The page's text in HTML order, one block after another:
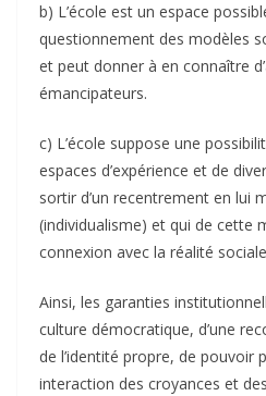
b) L’école est un espace
questionnement des modèles
et peut donner à en connaître
émancipateurs.
c) L’école suppose une
espaces d’expérience et de
sortir d’un recentrement en lui
(individualisme) et qui de cette
connexion avec la réalité
Ainsi, les garanties
culture démocratique, d’une
de l’identité propre, de pouvoir
interaction des croyances et